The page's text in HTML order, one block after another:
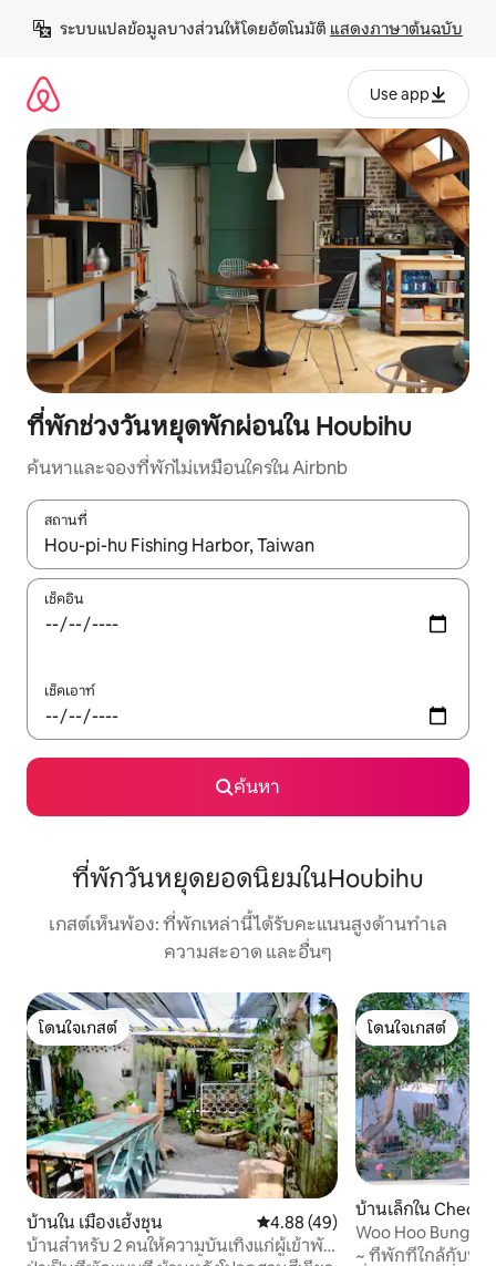
เนื้อหา
ระบบแปลข้อมูลบางส่วนให้โดยอัตโนมัติ แสดงภาษาต้นฉบับ
Use app
ที่พักช่วงวันหยุดพักผ่อนใน Houbihu
ค้นหาและจองที่พักไม่เหมือนใครใน Airbnb
สถานที่
ใช้ลูกศรขึ้นลง หรือใช้การสัมผัสหรือปัด เพื่อสำรวจผลการค้นหา
เช็คอิน
เช็คเอาท์
ค้นหา
ที่พักวันหยุดยอดนิยมในHoubihu
เกสต์เห็นพ้อง: ที่พักเหล่านี้ได้รับคะแนนสูงด้านทำเล
ความสะอาด และอื่นๆ
โดนใจเกสต์
โดนใจเกสต์
บ้านใน เมืองเฮ้งชุน คะแนนเฉลี่ย 4.88 จาก 5, 49 รีวิว
4.88 (49)
บ้านสำหรับ 2 คนให้ความบันเทิงแก่ผู้เข้าพัก
โดนใจเกสต์
โดนใจเกสต์
บ้านเล็กใน
hip
Woo Hoo
ไม่มีทะเลสาบ · บัง
~ ที่พักที่ใกล้กับพิ